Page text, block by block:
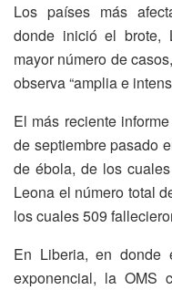
Los países más
donde inició el brote,
mayor número de
observa “amplia e
El más reciente
de septiembre pasado
de ébola, de los
Leona el número total
los cuales 509
En Liberia, en donde
exponencial, la OMS